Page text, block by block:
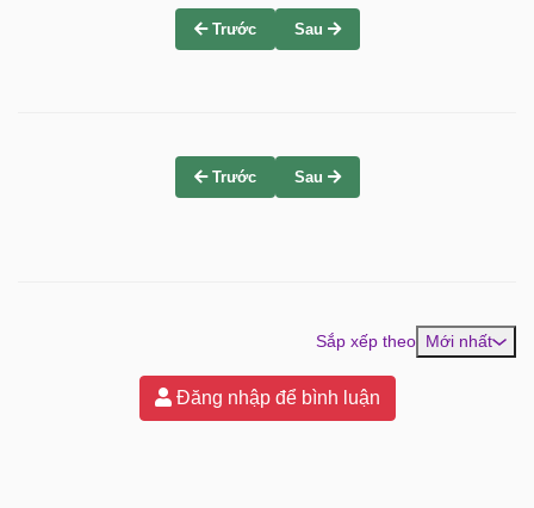
Trước Sau
Trước Sau
Sắp xếp theo Mới nhất
Đăng nhập để bình luận